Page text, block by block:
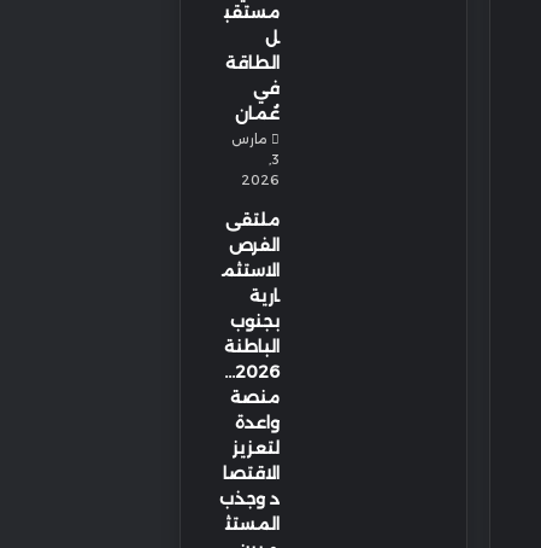
مستقب
ل
الطاقة
في
عُمان
مارس
3,
2026
ملتقى
الفرص
الاستثم
ارية
بجنوب
الباطنة
2026…
منصة
واعدة
لتعزيز
الاقتصا
د وجذب
المستث